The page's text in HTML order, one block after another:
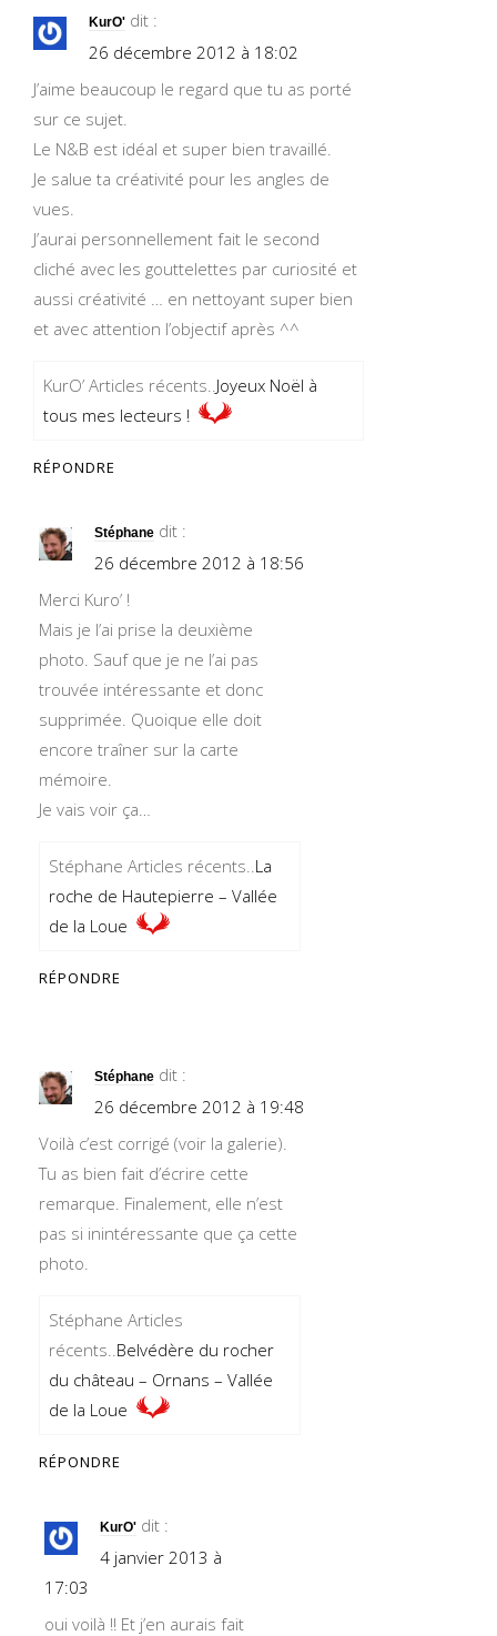
KurO' dit :
26 décembre 2012 à 18:02
J’aime beaucoup le regard que tu as porté
sur ce sujet.
Le N&B est idéal et super bien travaillé.
Je salue ta créativité pour les angles de
vues.
J’aurai personnellement fait le second
cliché avec les gouttelettes par curiosité et
aussi créativité … en nettoyant super bien
et avec attention l’objectif après ^^
KurO’ Articles récents..Joyeux Noël à
tous mes lecteurs !
RÉPONDRE
Stéphane dit :
26 décembre 2012 à 18:56
Merci Kuro’ !
Mais je l’ai prise la deuxième
photo. Sauf que je ne l’ai pas
trouvée intéressante et donc
supprimée. Quoique elle doit
encore traîner sur la carte
mémoire.
Je vais voir ça…
Stéphane Articles récents..La
roche de Hautepierre – Vallée
de la Loue
RÉPONDRE
Stéphane dit :
26 décembre 2012 à 19:48
Voilà c’est corrigé (voir la galerie).
Tu as bien fait d’écrire cette
remarque. Finalement, elle n’est
pas si inintéressante que ça cette
photo.
Stéphane Articles
récents..Belvédère du rocher
du château – Ornans – Vallée
de la Loue
RÉPONDRE
KurO' dit :
4 janvier 2013 à
17:03
oui voilà !! Et j’en aurais fait